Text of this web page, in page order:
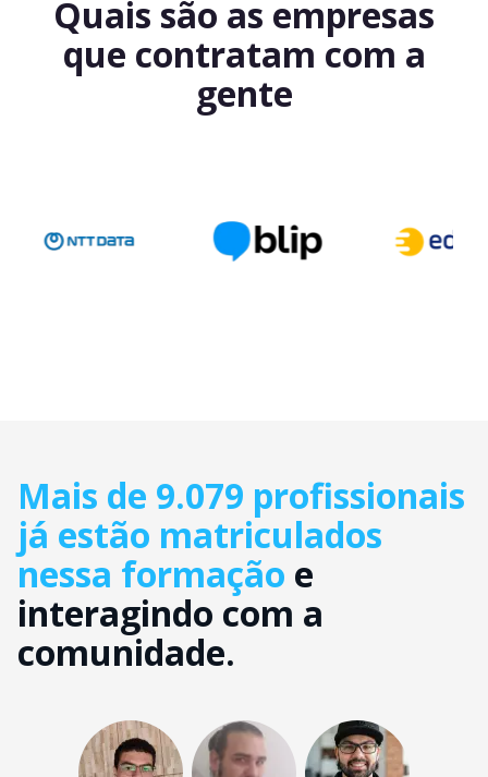
Quais são as empresas
que contratam com a
gente
Mais de 9.079 profissionais
já estão matriculados
nessa formação e
interagindo com a
comunidade.